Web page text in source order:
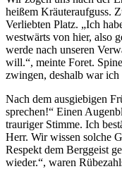
heißem Kräuteraufguss.
Verliebten Platz. „Ich
westwärts von hier, also
werde nach unseren
will.“, meinte Foret.
zwingen, deshalb war
Nach dem ausgiebigen
sprechen!“ Einen
trauriger Stimme. Ich
Herr. Wir wissen solche
Respekt dem Berggeist
wieder.“, waren